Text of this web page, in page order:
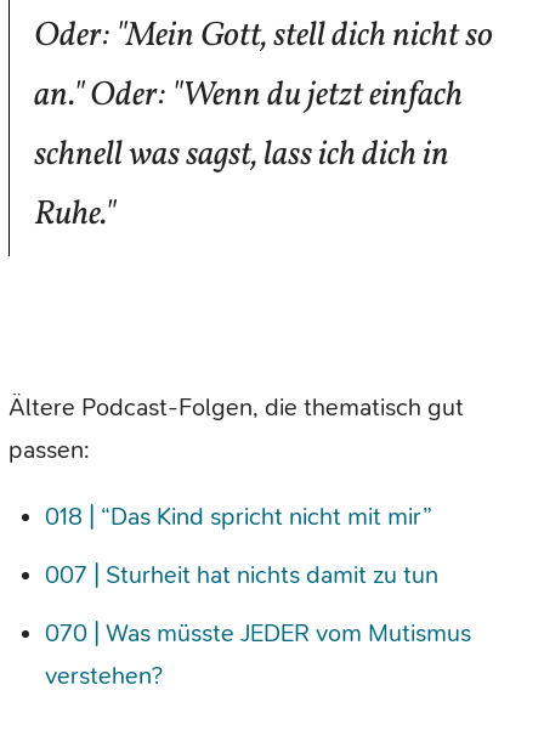
Oder: "Mein Gott, stell dich nicht so
an." Oder: "Wenn du jetzt einfach
schnell was sagst, lass ich dich in
Ruhe."
Ältere Podcast-Folgen, die thematisch gut
passen:
018 | “Das Kind spricht nicht mit mir”
007 | Sturheit hat nichts damit zu tun
070 | Was müsste JEDER vom Mutismus
verstehen?